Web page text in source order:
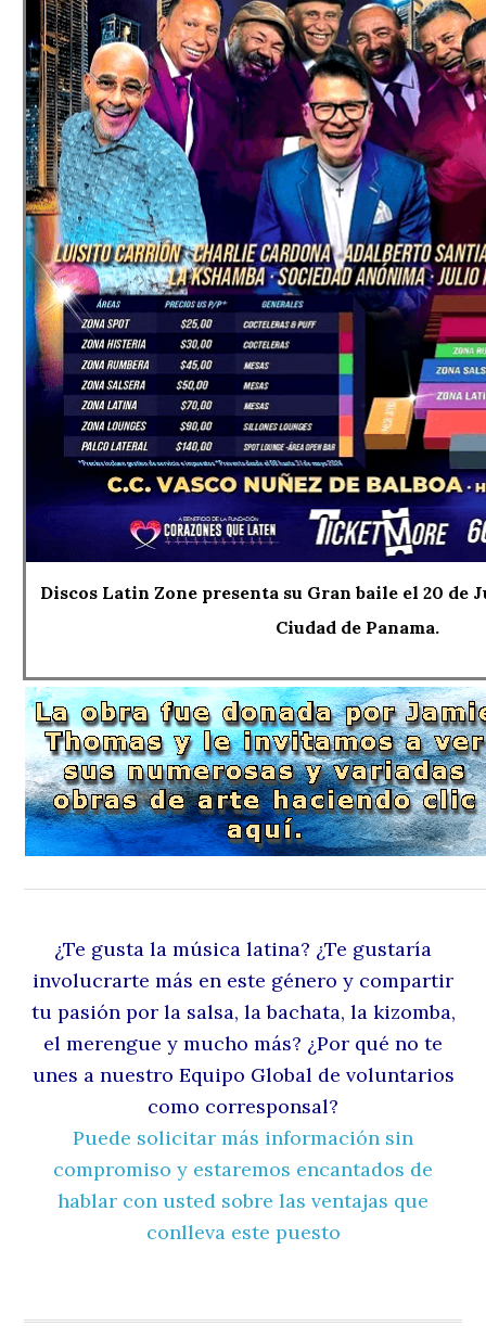
Discos Latin Zone presenta su Gran baile el 20 de
Ciudad de Panama.
¿Te gusta la música latina? ¿Te gustaría
involucrarte más en este género y compartir
tu pasión por la salsa, la bachata, la kizomba,
el merengue y mucho más? ¿Por qué no te
unes a nuestro Equipo Global de voluntarios
como corresponsal?
Puede solicitar más información sin
compromiso y estaremos encantados de
hablar con usted sobre las ventajas que
conlleva este puesto